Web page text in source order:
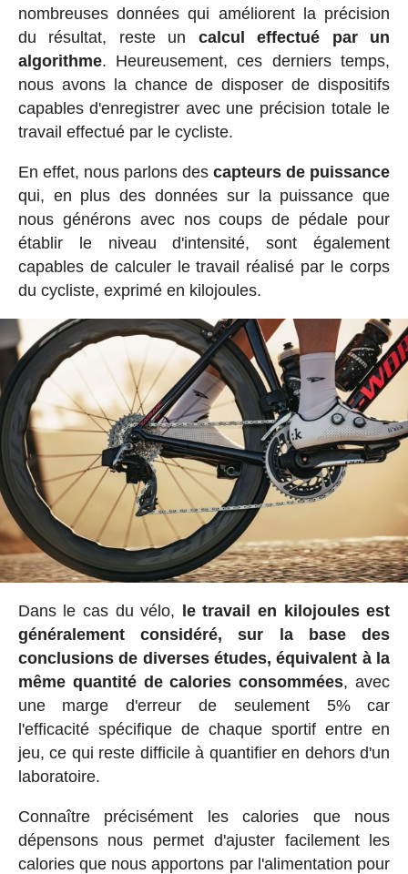
nombreuses données qui améliorent la précision
du résultat, reste un calcul effectué par un
algorithme. Heureusement, ces derniers temps,
nous avons la chance de disposer de dispositifs
capables d'enregistrer avec une précision totale le
travail effectué par le cycliste.
En effet, nous parlons descapteurs de puissance
qui, en plus des données sur la puissance que
nous générons avec nos coups de pédale pour
établir le niveau d'intensité, sont également
capables de calculer le travail réalisé par le corps
du cycliste, exprimé en kilojoules.
Dans le cas du vélo, le travail en kilojoules est
généralement considéré, sur la base des
conclusions de diverses études, équivalent à la
même quantité de calories consommées, avec
une marge d'erreur de seulement 5% car
l'efficacité spécifique de chaque sportif entre en
jeu, ce qui reste difficile à quantifier en dehors d'un
laboratoire.
Connaître précisément les calories que nous
dépensons nous permet d'ajuster facilement les
calories que nous apportons par l'alimentation pour